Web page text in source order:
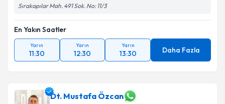
Sırakapılar Mah. 491 Sok. No: 11/3
En Yakın Saatler
Yarın
11:30
Yarın
12:30
Yarın
13:30 Daha Fazla
Dt. Mustafa Özcan